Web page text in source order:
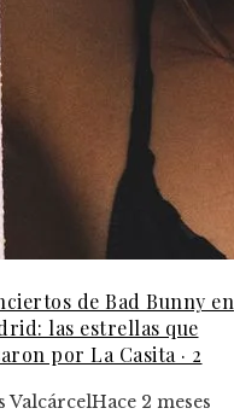
de Bad Bunny en
las estrellas que
por La Casita · 2
ValcárcelHace 2 meses